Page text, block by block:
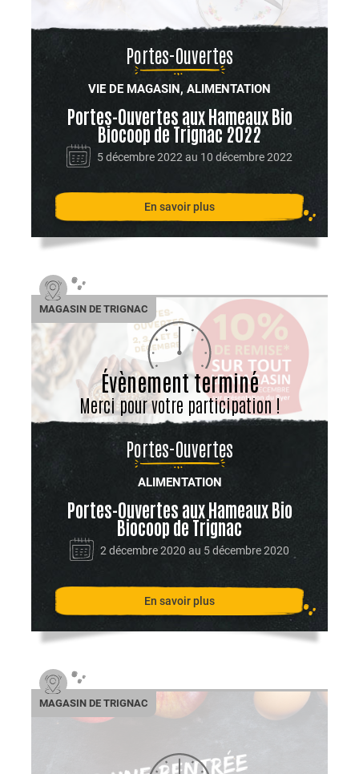
Portes-Ouvertes
VIE DE MAGASIN, ALIMENTATION
Portes-Ouvertes aux Hameaux Bio
Biocoop de Trignac 2022
5 décembre 2022 au 10 décembre 2022
En savoir plus
Évènement terminé
Merci pour votre participation !
MAGASIN DE TRIGNAC
Portes-Ouvertes
ALIMENTATION
Portes-Ouvertes aux Hameaux Bio
Biocoop de Trignac
2 décembre 2020 au 5 décembre 2020
En savoir plus
MAGASIN DE TRIGNAC